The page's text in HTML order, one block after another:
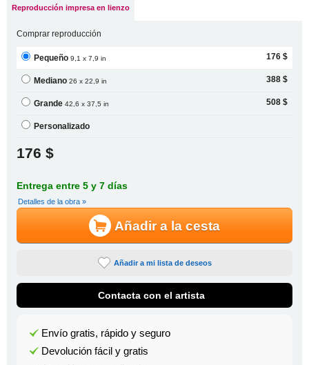
Reproducción impresa en lienzo
Comprar reproducción
Pequeño9,1 x 7,9 in 176 $
Mediano26 x 22,9 in 388 $
Grande42,6 x 37,5 in 508 $
Personalizado
176 $
Entrega entre 5 y 7 días
Detalles de la obra »
Añadir a la cesta
Añadir a mi lista de deseos
Contacta con el artista
Envío gratis, rápido y seguro
Devolución fácil y gratis